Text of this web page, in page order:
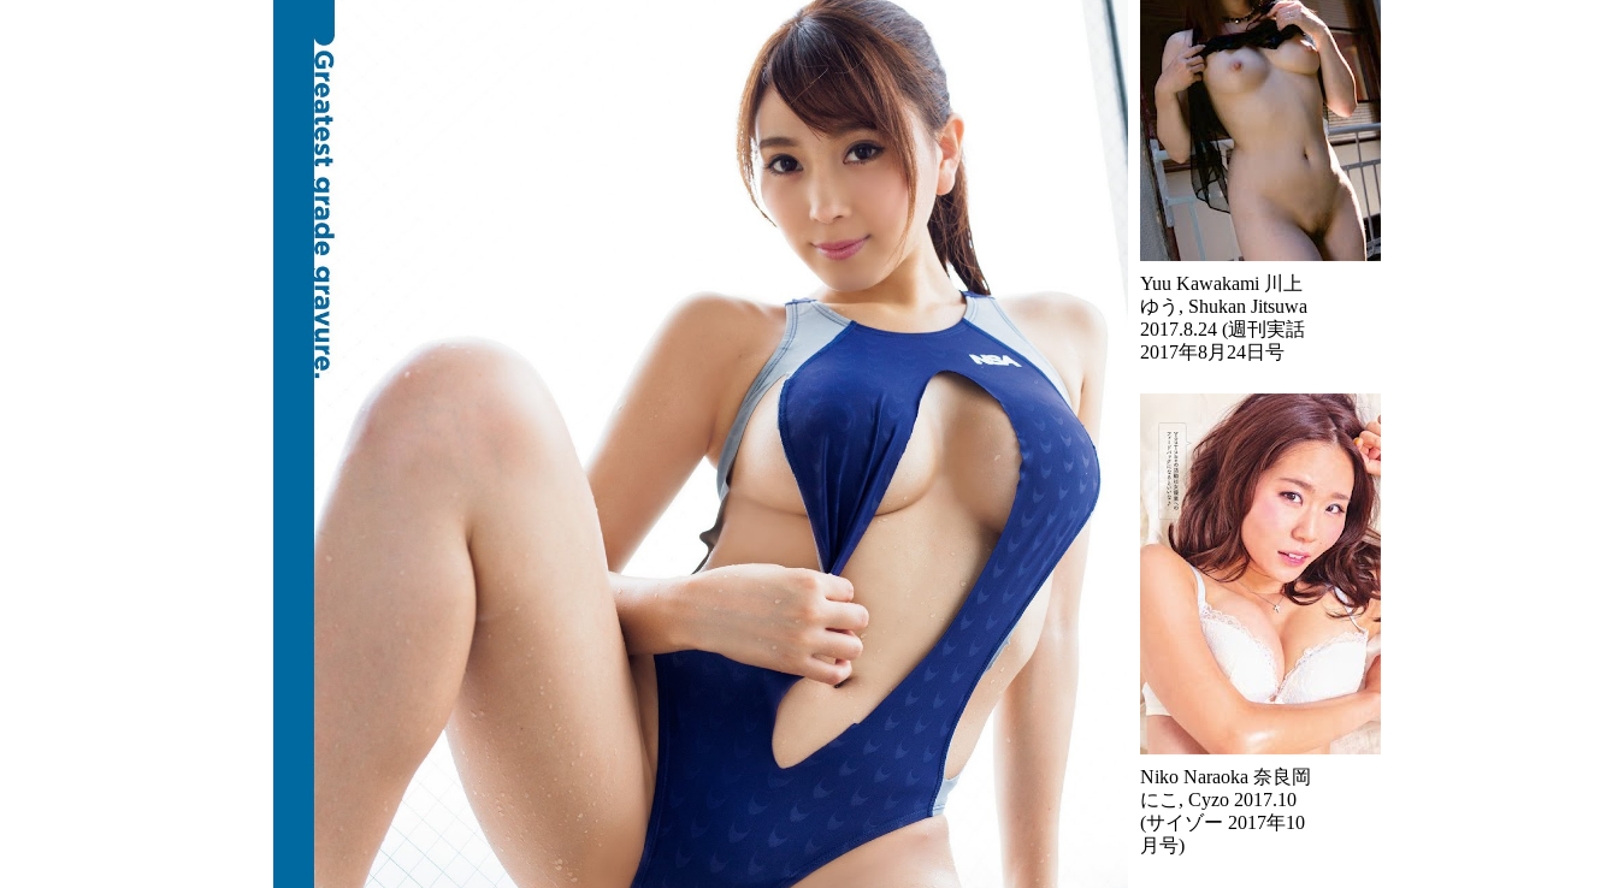
Yuu Kawakami 川上
ゆう, Shukan Jitsuwa
2017.8.24 (週刊実話
2017年8月24日号
Niko Naraoka 奈良岡
にこ, Cyzo 2017.10
(サイゾー 2017年10
月号)